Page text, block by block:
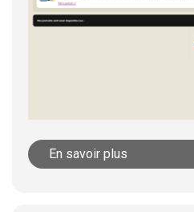
En savoir plus